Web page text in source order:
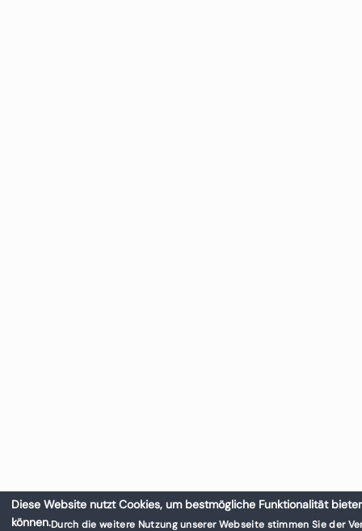
Diese Website nutzt Cookies, um bestmögliche Funktionalität
können.Durch die weitere Nutzung unserer Webseite stimmen Sie der